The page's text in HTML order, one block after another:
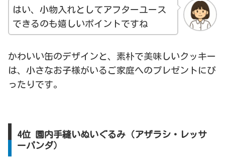
はい、小物入れとしてアフターユース
できるのも嬉しいポイントですね
かわいい缶のデザインと、素朴で美味しいクッキー
は、小さなお子様がいるご家庭へのプレゼントにぴ
ったりです。
4位 園内手縫いぬいぐるみ（アザラシ・レッサ
ーパンダ）